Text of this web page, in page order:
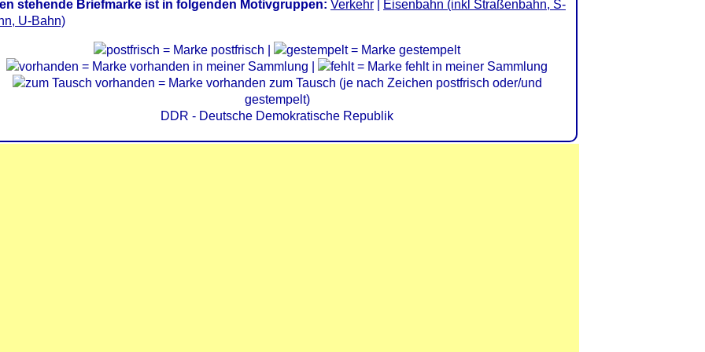
stehende Briefmarke ist in folgenden Motivgruppen: Verkehr
Eisenbahn (inkl Straßenbahn, S-
U-Bahn)
= Marke postfrisch |
= Marke gestempelt
= Marke vorhanden in meiner Sammlung |
= Marke fehlt in meiner Sammlung
= Marke vorhanden zum Tausch (je nach Zeichen postfrisch oder/und
gestempelt)
DDR - Deutsche Demokratische Republik